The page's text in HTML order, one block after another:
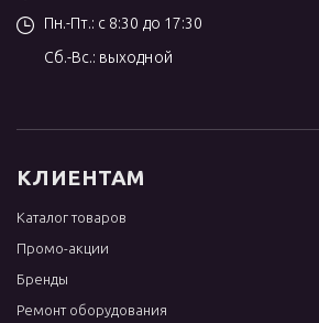
Пн.-Пт.: с 8:30 до 17:30
Сб.-Вс.: выходной
КЛИЕНТАМ
Каталог товаров
Промо-акции
Бренды
Ремонт оборудования